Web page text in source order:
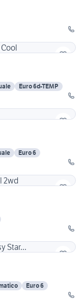
Euro 6d-TEMP
Euro 6
Euro 6